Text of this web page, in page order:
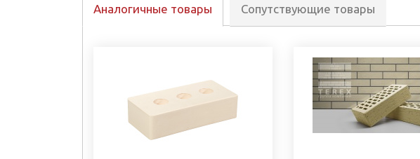
Аналогичные товары Сопутствующие товары